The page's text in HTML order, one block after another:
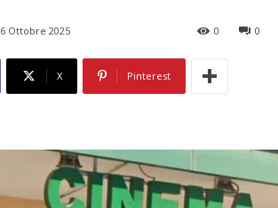
Ottobre 2025 0
0
X Pinterest